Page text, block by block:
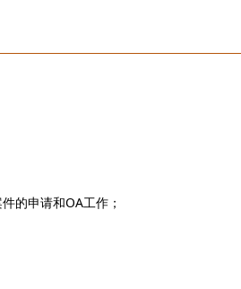
的申请和OA工作；